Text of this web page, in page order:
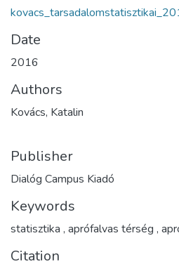
Date
2016
Authors
Kovács, Katalin
Publisher
Dialóg Campus Kiadó
Keywords
statisztika , aprófalvas térség ,
Citation